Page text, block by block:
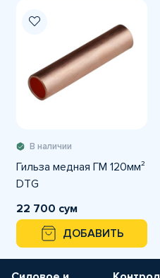
В наличии
Гильза медная ГМ 120мм²
DTG
22 700 сум
ДОБАВИТЬ